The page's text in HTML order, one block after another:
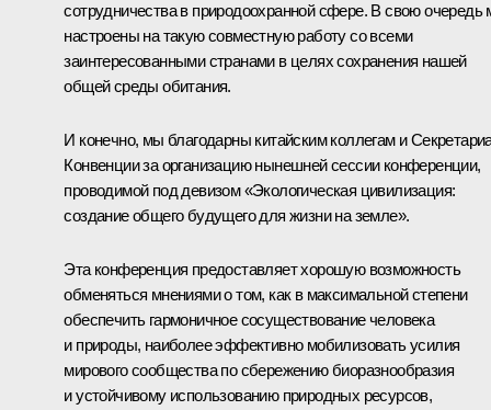
сотрудничества в природоохранной сфере. В свою очередь
настроены на такую совместную работу со всеми
заинтересованными странами в целях сохранения нашей
общей среды обитания.
И конечно, мы благодарны китайским коллегам и
Конвенции за организацию нынешней сессии конференции,
проводимой под девизом «Экологическая цивилизация:
создание общего будущего для жизни на земле».
Эта конференция предоставляет хорошую возможность
обменяться мнениями о том, как в максимальной степени
обеспечить гармоничное сосуществование человека
и природы, наиболее эффективно мобилизовать усилия
мирового сообщества по сбережению биоразнообразия
и устойчивому использованию природных ресурсов,